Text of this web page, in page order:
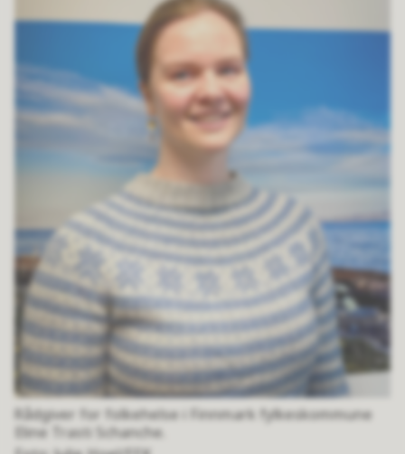
Rådgiver for folkehelse i Finnmark fylkeskommune
Eline Trasti Schanche.